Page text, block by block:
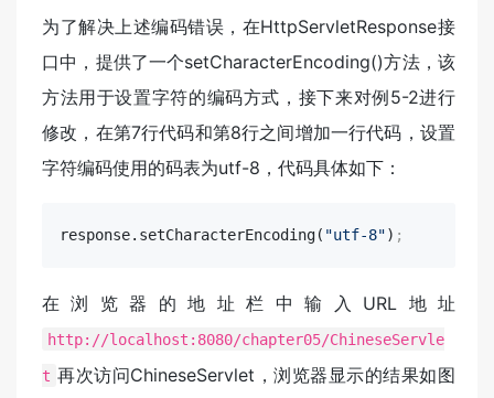
为了解决上述编码错误，在HttpServletResponse接
口中，提供了一个setCharacterEncoding()方法，该
方法用于设置字符的编码方式，接下来对例5-2进行
修改，在第7行代码和第8行之间增加一行代码，设置
字符编码使用的码表为utf-8，代码具体如下：
response.setCharacterEncoding( "utf-8") ;
在浏览器的地址栏中输入URL地址
http://localhost:8080/chapter05/ChineseServle
t 再次访问ChineseServlet，浏览器显示的结果如图